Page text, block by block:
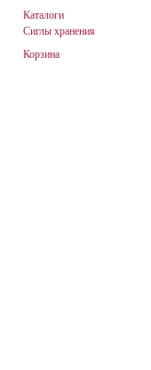
Каталоги
Сиглы хранения
Корзина